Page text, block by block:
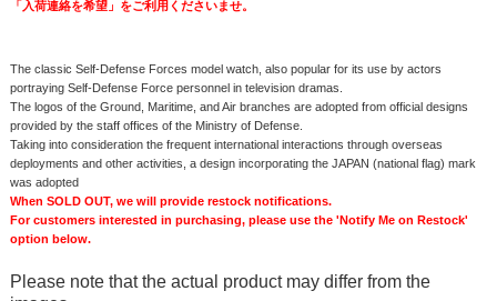
「入荷連絡を希望」をご利用くださいませ。
The classic Self-Defense Forces model watch, also popular for its use by actors
portraying Self-Defense Force personnel in television dramas.
The logos of the Ground, Maritime, and Air branches are adopted from official designs
provided by the staff offices of the Ministry of Defense.
Taking into consideration the frequent international interactions through overseas
deployments and other activities, a design incorporating the JAPAN (national flag) mark
was adopted
When SOLD OUT, we will provide restock notifications.
For customers interested in purchasing, please use the 'Notify Me on Restock'
option below.
Please note that the actual product may differ from the